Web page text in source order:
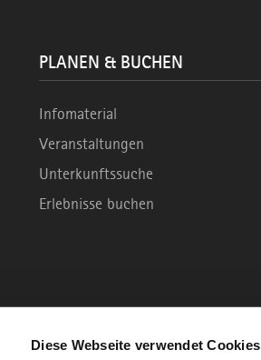
Diese Webseite verwendet Cookies
PLANEN & BUCHEN
Infomaterial
Veranstaltungen
Unterkunftssuche
Erlebnisse buchen